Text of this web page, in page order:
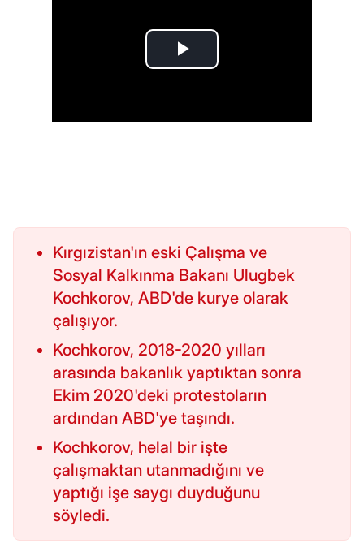
Kırgızistan'ın eski Çalışma ve
Sosyal Kalkınma Bakanı Ulugbek
Kochkorov, ABD'de kurye olarak
çalışıyor.
Kochkorov, 2018-2020 yılları
arasında bakanlık yaptıktan sonra
Ekim 2020'deki protestoların
ardından ABD'ye taşındı.
Kochkorov, helal bir işte
çalışmaktan utanmadığını ve
yaptığı işe saygı duyduğunu
söyledi.